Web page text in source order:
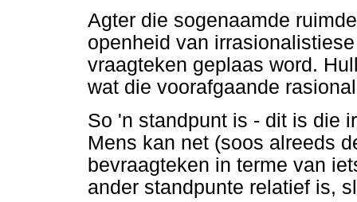
Agter die sogenaamde
openheid van
vraagteken geplaas word.
wat die voorafgaande
So 'n standpunt is - dit is die
Mens kan net (soos alreeds
bevraagteken in terme van
ander standpunte relatief is,